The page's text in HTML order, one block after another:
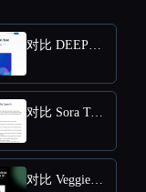
对比 DEEPBRAIN AI
对比 Sora Town
对比 VeggieAI.dance: Create AI Dance Videos with Veggie AI Free Online